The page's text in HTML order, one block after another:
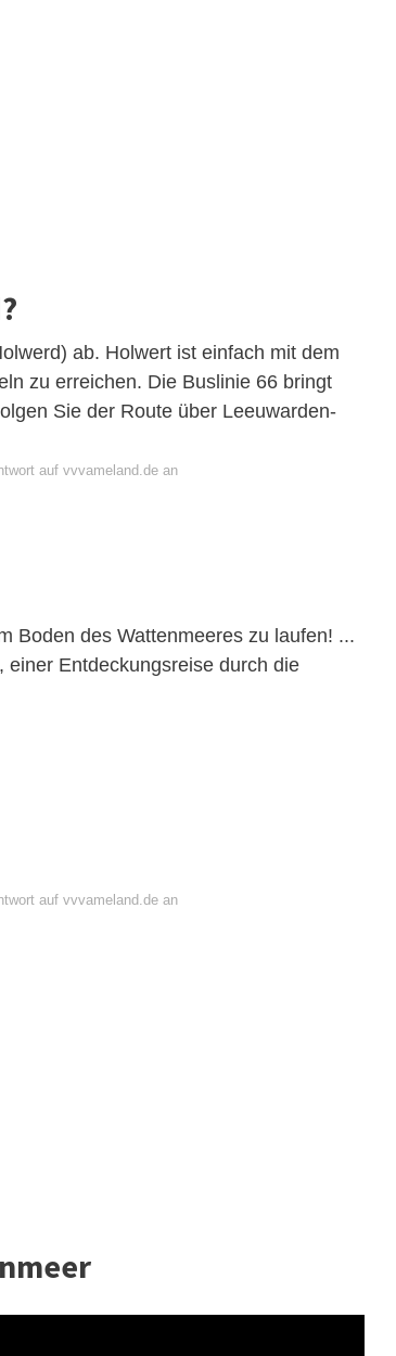
ab. Holwert ist einfach mit dem
zu erreichen. Die Buslinie 66 bringt
Sie der Route über Leeuwarden-
auf vvvameland.de an
Boden des Wattenmeeres zu laufen! ...
Entdeckungsreise durch die
auf vvvameland.de an